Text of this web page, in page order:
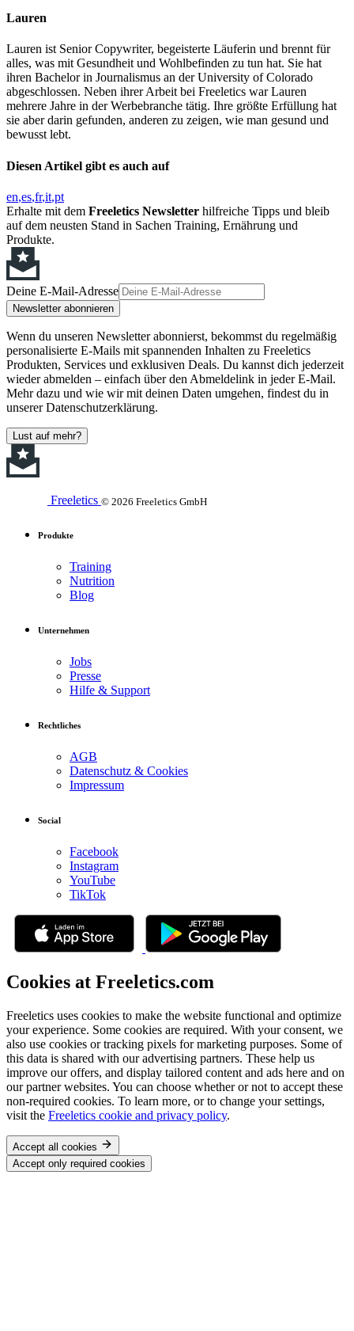
Lauren
Lauren ist Senior Copywriter, begeisterte Läuferin und brennt für
alles, was mit Gesundheit und Wohlbefinden zu tun hat. Sie hat
ihren Bachelor in Journalismus an der University of Colorado
abgeschlossen. Neben ihrer Arbeit bei Freeletics war Lauren
mehrere Jahre in der Werbebranche tätig. Ihre größte Erfüllung hat
sie aber darin gefunden, anderen zu zeigen, wie man gesund und
bewusst lebt.
Diesen Artikel gibt es auch auf
en es fr it pt
Erhalte mit dem Freeletics Newsletter hilfreiche Tipps und bleib
auf dem neusten Stand in Sachen Training, Ernährung und
Produkte.
Deine E-Mail-Adresse
Newsletter abonnieren
Wenn du unseren Newsletter abonnierst, bekommst du regelmäßig
personalisierte E-Mails mit spannenden Inhalten zu Freeletics
Produkten, Services und exklusiven Deals. Du kannst dich jederzeit
wieder abmelden – einfach über den Abmeldelink in jeder E-Mail.
Mehr dazu und wie wir mit deinen Daten umgehen, findest du in
unserer Datenschutzerklärung.
Lust auf mehr?
Freeletics © 2026 Freeletics GmbH
Produkte
Training
Nutrition
Blog
Unternehmen
Jobs
Presse
Hilfe & Support
Rechtliches
AGB
Datenschutz & Cookies
Impressum
Social
Facebook
Instagram
YouTube
TikTok
Cookies at Freeletics.com
Freeletics uses cookies to make the website functional and optimize
your experience. Some cookies are required. With your consent, we
also use cookies or tracking pixels for marketing purposes. Some of
this data is shared with our advertising partners. These help us
improve our offers, and display tailored content and ads here and on
our partner websites. You can choose whether or not to accept these
non-required cookies. To learn more, or to change your settings,
visit the Freeletics cookie and privacy policy.
Accept all cookies
Accept only required cookies